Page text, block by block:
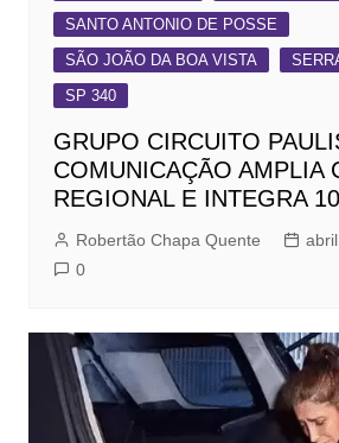
SANTO ANTONIO DE POSSE
SÃO JOÃO DA BOA VISTA
SP 340
GRUPO CIRCUITO
COMUNICAÇÃO AMPLIA
REGIONAL E INTEGRA
Robertão Chapa Quente
0